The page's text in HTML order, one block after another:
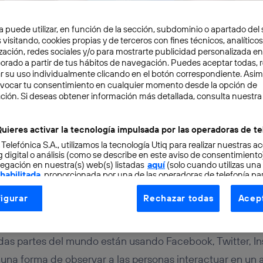
3 min
está usando las
la investigación
partes del mundo están usando Facebook, Twitter,
forma de observar a las personas interactuar en un
puede utilizar, en función de la sección, subdominio o apartado del
visitando, cookies propias y de terceros con fines técnicos,
redes sociales y/o para mostrarte publicidad personalizada
a partir de tus hábitos de navegación. Puedes aceptar todas,
su uso individualmente clicando en el botón correspondiente.
tu consentimiento en cualquier momento desde la opción de
Si deseas obtener información más detallada, consulta nuestra
activar la tecnología impulsada por las operadoras de
S.A., utilizamos la tecnología Utiq para realizar nuestras
digital o análisis (como se describe en este aviso de
en nuestra(s) web(s) listadas aquí(solo cuando utilizas una
, proporcionada por una de las operadoras de telefonía
consentimiento en cada página web).
Utiq está diseñada con la privacidad como prioridad
dirección IP y otra información de la cuenta de cliente de
a la conexión que utilizas (p. ej., número de teléfono móvil).
Rechazar todas